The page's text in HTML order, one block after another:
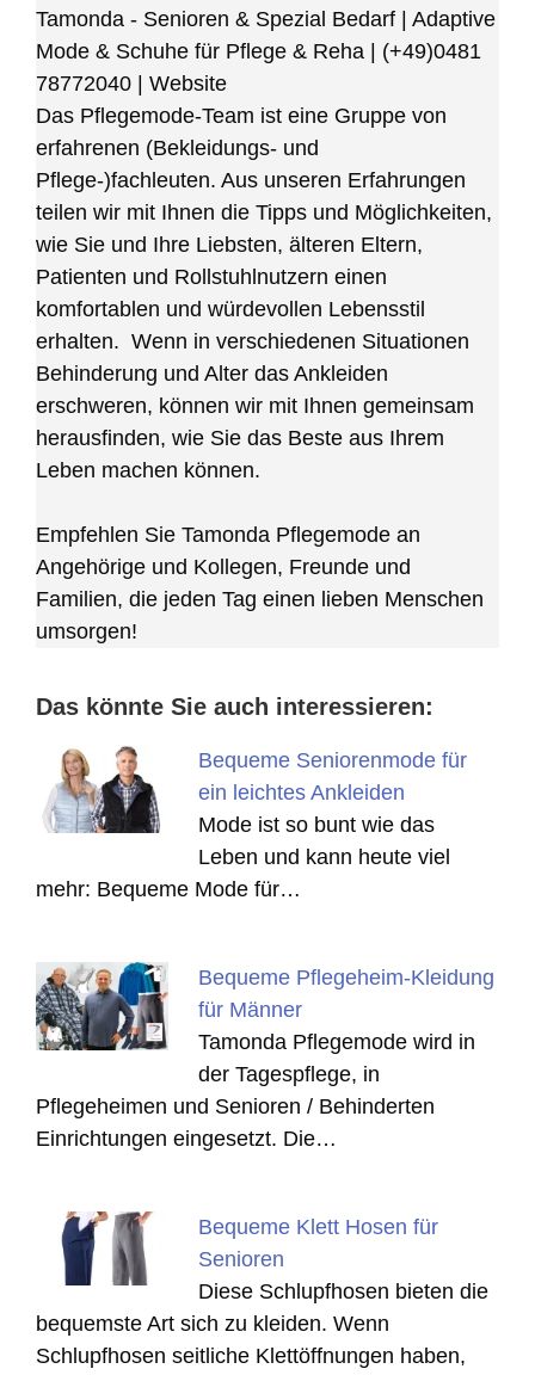
Tamonda - Senioren & Spezial Bedarf | Adaptive
Mode & Schuhe für Pflege & Reha
(+49)0481
78772040
Website
Das Pflegemode-Team ist eine Gruppe von
erfahrenen (Bekleidungs- und
Pflege-)fachleuten. Aus unseren Erfahrungen
teilen wir mit Ihnen die Tipps und Möglichkeiten,
wie Sie und Ihre Liebsten, älteren Eltern,
Patienten und Rollstuhlnutzern einen
komfortablen und würdevollen Lebensstil
erhalten. Wenn in verschiedenen Situationen
Behinderung und Alter das Ankleiden
erschweren, können wir mit Ihnen gemeinsam
herausfinden, wie Sie das Beste aus Ihrem
Leben machen können.
Empfehlen Sie Tamonda Pflegemode an
Angehörige und Kollegen, Freunde und
Familien, die jeden Tag einen lieben Menschen
umsorgen!
Das könnte Sie auch interessieren:
Bequeme Seniorenmode für
ein leichtes Ankleiden
Mode ist so bunt wie das
Leben und kann heute viel
mehr: Bequeme Mode für…
Bequeme Pflegeheim-Kleidung
für Männer
Tamonda Pflegemode wird in
der Tagespflege, in
Pflegeheimen und Senioren / Behinderten
Einrichtungen eingesetzt. Die…
Bequeme Klett Hosen für
Senioren
Diese Schlupfhosen bieten die
bequemste Art sich zu kleiden. Wenn
Schlupfhosen seitliche Klettöffnungen haben,